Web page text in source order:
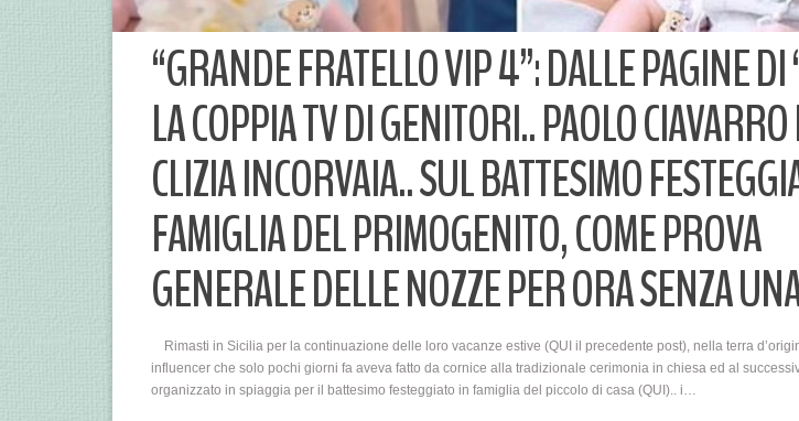
“GRANDE FRATELLO VIP 4”: DALLE PAGINE DI
LA COPPIA TV DI GENITORI.. PAOLO CIAVARRO
CLIZIA INCORVAIA.. SUL BATTESIMO
FAMIGLIA DEL PRIMOGENITO, COME PROVA
GENERALE DELLE NOZZE PER ORA SENZA
Rimasti in Sicilia per la continuazione delle loro vacanze estive (QUI il precedente post), nella terra
influencer che solo pochi giorni fa aveva fatto da cornice alla tradizionale cerimonia in chiesa ed al
organizzato in spiaggia per il battesimo festeggiato in famiglia del piccolo di casa (QUI).. i…